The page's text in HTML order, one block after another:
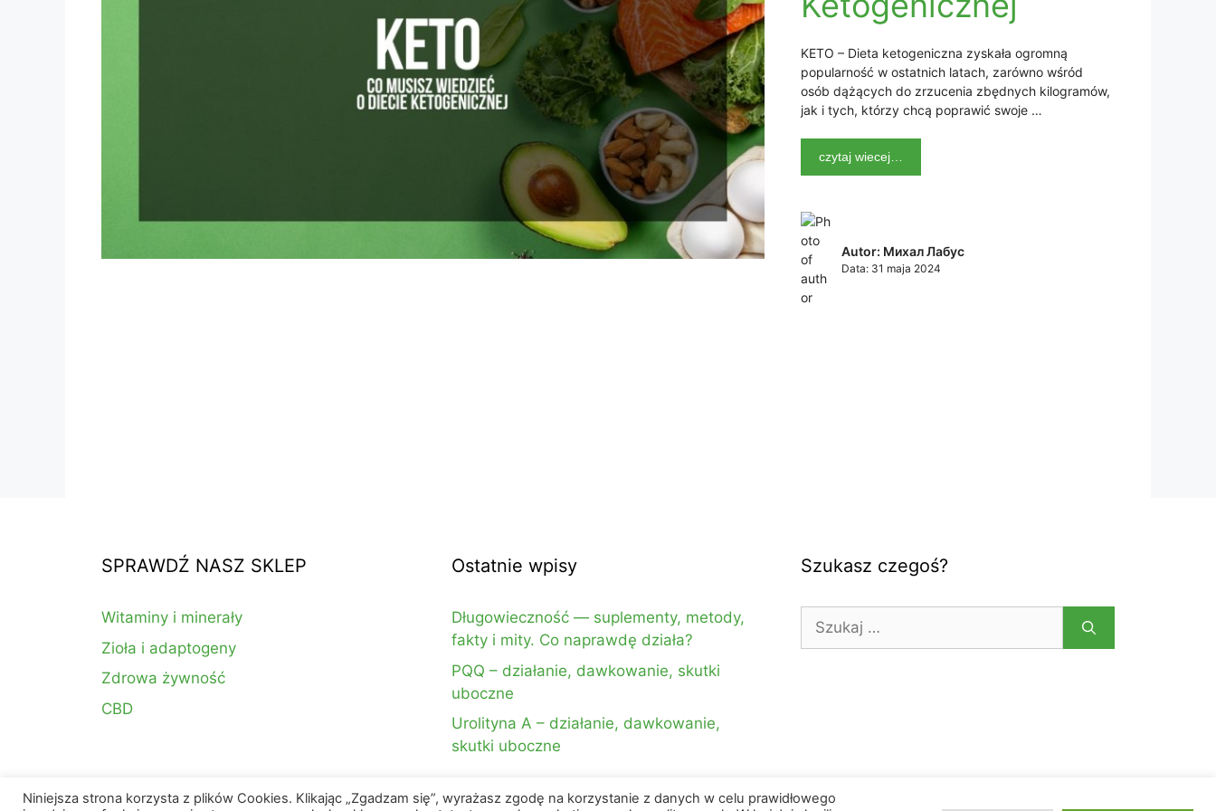
KETO – Dieta ketogeniczna zyskała ogromną
popularność w ostatnich latach, zarówno wśród
osób dążących do zrzucenia zbędnych kilogramów,
jak i tych, którzy chcą poprawić swoje …
czytaj wiecej…
Autor: Михал Лабус
Data: 31 maja 2024
SPRAWDŹ NASZ SKLEP
Witaminy i minerały
Zioła i adaptogeny
Zdrowa żywność
CBD
Ostatnie wpisy
Długowieczność — suplementy, metody,
fakty i mity. Co naprawdę działa?
PQQ – działanie, dawkowanie, skutki
uboczne
Urolityna A – działanie, dawkowanie,
skutki uboczne
Szukasz czegoś?
Szukaj:
Niniejsza strona korzysta z plików Cookies. Klikając „Zgadzam się”, wyrażasz zgodę na korzystanie z danych w celu prawidłowego